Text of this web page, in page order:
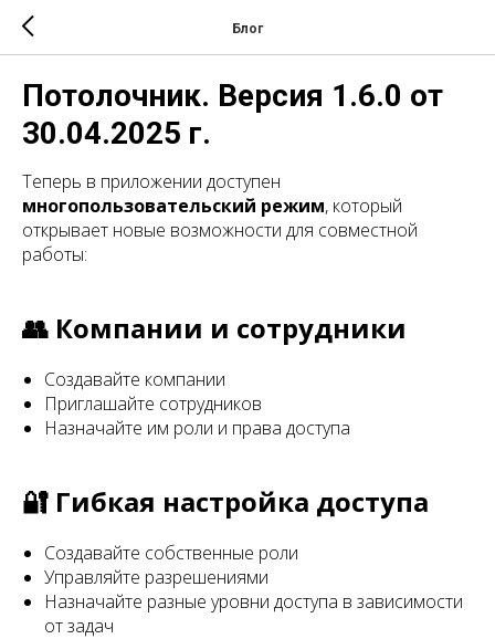
Блог
Потолочник. Версия 1.6.0 от
30.04.2025 г.
Теперь в приложении доступен
многопользовательский режим, который
открывает новые возможности для совместной
работы:
👥 Компании и сотрудники
Создавайте компании
Приглашайте сотрудников
Назначайте им роли и права доступа
🔐 Гибкая настройка доступа
Создавайте собственные роли
Управляйте разрешениями
Назначайте разные уровни доступа в зависимости
от задач